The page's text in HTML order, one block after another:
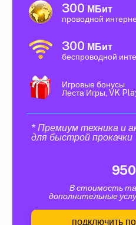
300 МБит
проводной
300 МБит
беспроводной
Игровые бонусы
Леста Игры, VK
* Премиум техника и
для быстрой прокачки
950
В стоимость
дополнительные
подключить